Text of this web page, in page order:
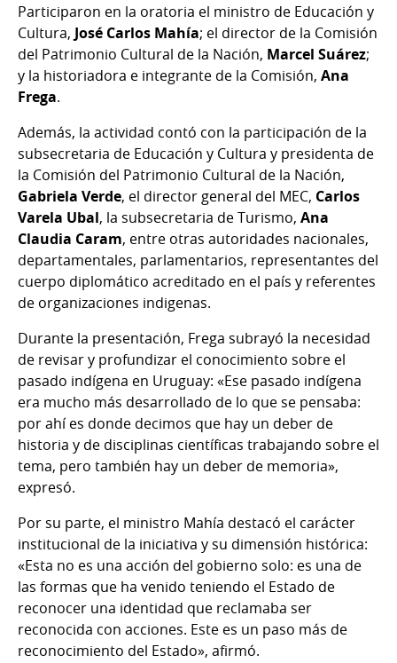
Participaron en la oratoria el ministro de Educación y
Cultura, José Carlos Mahía; el director de la Comisión
del Patrimonio Cultural de la Nación, Marcel Suárez;
y la historiadora e integrante de la Comisión, Ana
Frega.
Además, la actividad contó con la participación de la
subsecretaria de Educación y Cultura y presidenta de
la Comisión del Patrimonio Cultural de la Nación,
Gabriela Verde, el director general del MEC, Carlos
Varela Ubal, la subsecretaria de Turismo, Ana
Claudia Caram, entre otras autoridades nacionales,
departamentales, parlamentarios, representantes del
cuerpo diplomático acreditado en el país y referentes
de organizaciones indigenas.
Durante la presentación, Frega subrayó la necesidad
de revisar y profundizar el conocimiento sobre el
pasado indígena en Uruguay: «Ese pasado indígena
era mucho más desarrollado de lo que se pensaba:
por ahí es donde decimos que hay un deber de
historia y de disciplinas científicas trabajando sobre el
tema, pero también hay un deber de memoria»,
expresó.
Por su parte, el ministro Mahía destacó el carácter
institucional de la iniciativa y su dimensión histórica:
«Esta no es una acción del gobierno solo: es una de
las formas que ha venido teniendo el Estado de
reconocer una identidad que reclamaba ser
reconocida con acciones. Este es un paso más de
reconocimiento del Estado», afirmó.